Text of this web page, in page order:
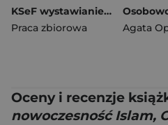
KSeF wystawianie i rozliczanie korekt
Praca zbiorowa
Oceny i recenzje
nowoczesność Islam,